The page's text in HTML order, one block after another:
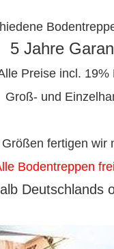
5 Jahre
Preise incl. 19%
Groß- und
fertigen wir
Bodentreppen
Deutschlands